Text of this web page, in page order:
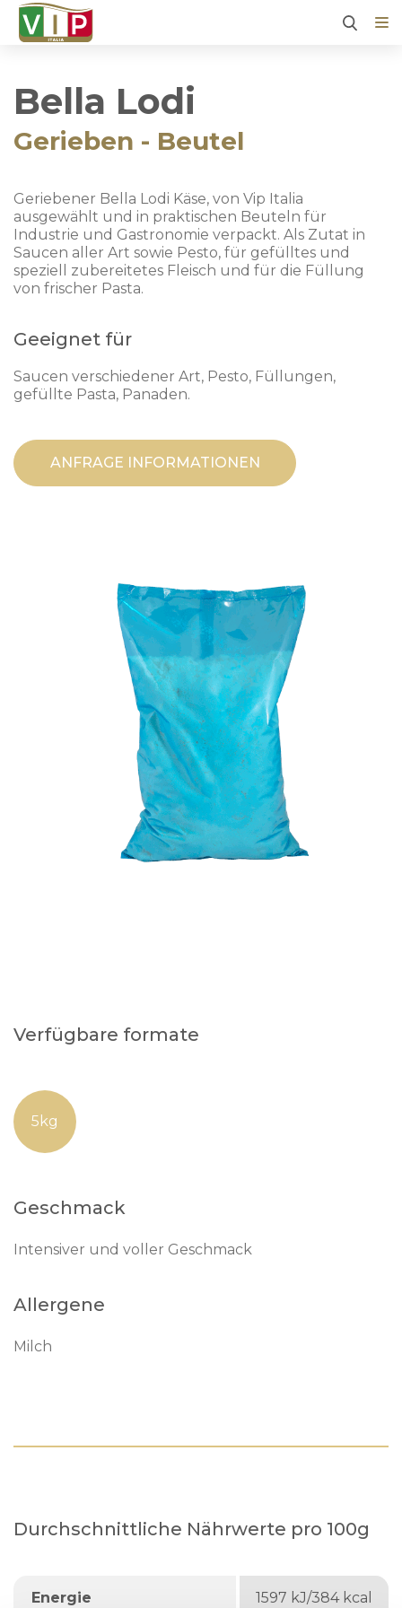
Bella Lodi
Gerieben - Beutel
Geriebener Bella Lodi Käse, von Vip Italia
ausgewählt und in praktischen Beuteln für
Industrie und Gastronomie verpackt. Als Zutat in
Saucen aller Art sowie Pesto, für gefülltes und
speziell zubereitetes Fleisch und für die Füllung
von frischer Pasta.
Geeignet für
Saucen verschiedener Art, Pesto, Füllungen,
gefüllte Pasta, Panaden.
ANFRAGE INFORMATIONEN
Verfügbare formate
5kg
Geschmack
Intensiver und voller Geschmack
Allergene
Milch
Durchschnittliche Nährwerte pro 100g
Energie 1597 kJ/384 kcal